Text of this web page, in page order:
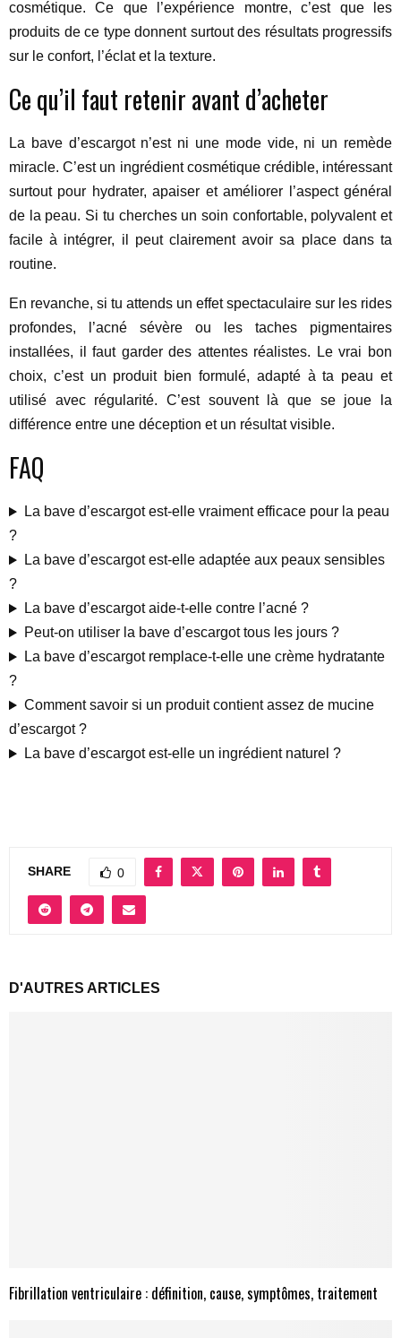
cosmétique. Ce que l’expérience montre, c’est que les
produits de ce type donnent surtout des résultats progressifs
sur le confort, l’éclat et la texture.
Ce qu’il faut retenir avant d’acheter
La bave d’escargot n’est ni une mode vide, ni un remède
miracle. C’est un ingrédient cosmétique crédible, intéressant
surtout pour hydrater, apaiser et améliorer l’aspect général
de la peau. Si tu cherches un soin confortable, polyvalent et
facile à intégrer, il peut clairement avoir sa place dans ta
routine.
En revanche, si tu attends un effet spectaculaire sur les rides
profondes, l’acné sévère ou les taches pigmentaires
installées, il faut garder des attentes réalistes. Le vrai bon
choix, c’est un produit bien formulé, adapté à ta peau et
utilisé avec régularité. C’est souvent là que se joue la
différence entre une déception et un résultat visible.
FAQ
La bave d’escargot est-elle vraiment efficace pour la peau
?
La bave d’escargot est-elle adaptée aux peaux sensibles
?
La bave d’escargot aide-t-elle contre l’acné ?
Peut-on utiliser la bave d’escargot tous les jours ?
La bave d’escargot remplace-t-elle une crème hydratante
?
Comment savoir si un produit contient assez de mucine
d’escargot ?
La bave d’escargot est-elle un ingrédient naturel ?
SHARE 0
D'AUTRES ARTICLES
Fibrillation ventriculaire : définition, cause, symptômes, traitement